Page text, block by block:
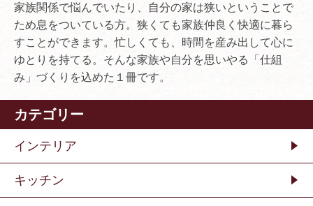
家族関係で悩んでいたり、自分の家は狭いということで
ため息をついている方。狭くても家族仲良く快適に暮ら
すことができます。忙しくても、時間を産み出して心に
ゆとりを持てる。そんな家族や自分を思いやる「仕組
み」づくりを込めた１冊です。
カテゴリー
インテリア
キッチン